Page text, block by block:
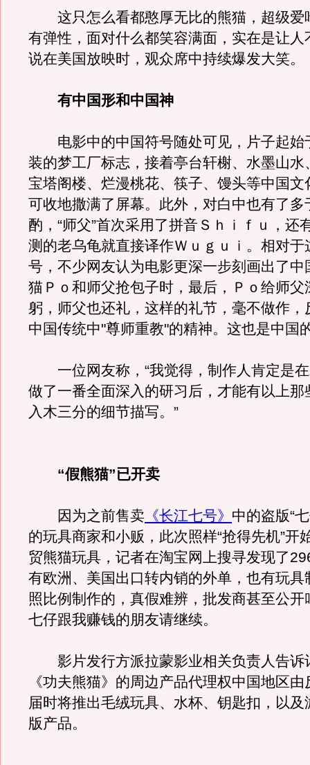
这只怎么看都憨厚无比的熊猫，超级爱
有弹性，面对什么都笑容满面，实在是让人
说在美国放映时，观众席中持续爆发大笑。
有中国形和中国神
电影中的中国符号随处可见，片子起始
装的梦工厂标志，接着亭台轩榭、水墨山水
宝塔阁楼、烂漫桃花、筷子、馒头等中国文
可收地撒满了屏幕。此外，对白中也有了多
酌，“师父”首次采用了拼音Ｓｈｉｆｕ，还
测的老乌龟就直接译作Ｗｕｇｕｉ。相对于
号，不少网友认为电影更深一步刻画出了中
猫Ｐｏ和师父抢包子时，最后，Ｐｏ给师父
躬，师父也还礼，这样的礼节，毫不做作，
中国传统中"尊师重教"的精神。这也是中国
一位网友称，“我觉得，制作人肯定是在
做了一番全面深入的研习后，才能有以上那
入木三分的细节描写。”
“假熊猫”已开卖
因为之前售卖 《长江七号》 中的盗版“
的玩具商家和小贩，此次照样“抢得先机”开
贸熊猫玩具，记者在淘宝网上搜寻发现了
有欧洲、美国出口转内销的外单，也有玩具
照比例制作的，真假难辨，批发商甚至公开
七仔跟我赚钱的朋友请继续。
影片发行方派拉蒙影业相关负责人告诉
《功夫熊猫》的周边产品代理权中国地区
届时将推出毛绒玩具、水杯、钥匙扣，以及
版产品。